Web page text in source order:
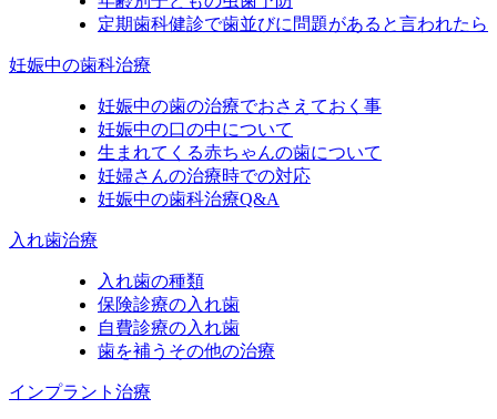
定期歯科健診で歯並びに問題があると言われたら
妊娠中の歯科治療
妊娠中の歯の治療でおさえておく事
妊娠中の口の中について
生まれてくる赤ちゃんの歯について
妊婦さんの治療時での対応
妊娠中の歯科治療Q&A
入れ歯治療
入れ歯の種類
保険診療の入れ歯
自費診療の入れ歯
歯を補うその他の治療
インプラント治療